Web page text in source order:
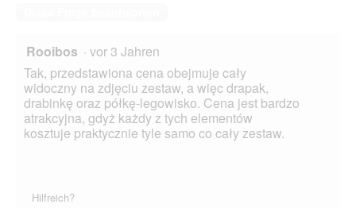
Rooibos · vor 3 Jahren
Tak, przedstawiona cena obejmuje cały
widoczny na zdjęciu zestaw, a więc drapak,
drabinkę oraz półkę-legowisko. Cena jest bardzo
atrakcyjna, gdyż każdy z tych elementów
kosztuje praktycznie tyle samo co cały zestaw.
Hilfreich?